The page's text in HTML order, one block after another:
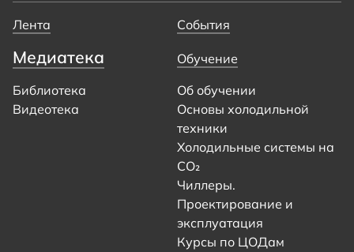
Лента События
Медиатека
Библиотека
Видеотека
Обучение
Об обучении
Основы холодильной
техники
Холодильные системы на
CO₂
Чиллеры.
Проектирование и
эксплуатация
Курсы по ЦОДам